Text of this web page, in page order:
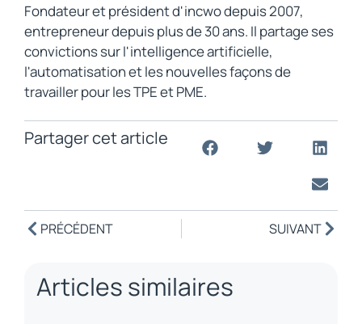
Articles similaires
Fondateur et président d'incwo depuis 2007,
entrepreneur depuis plus de 30 ans. Il partage ses
convictions sur l'intelligence artificielle,
l'automatisation et les nouvelles façons de
travailler pour les TPE et PME.
Partager cet article
PRÉCÉDENT SUIVANT